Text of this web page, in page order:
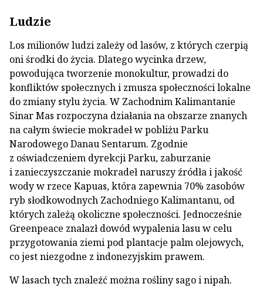
Ludzie
Los milionów ludzi zależy od lasów, z których czerpią
oni środki do życia. Dlatego wycinka drzew,
powodująca tworzenie monokultur, prowadzi do
konfliktów społecznych i zmusza społeczności lokalne
do zmiany stylu życia. W Zachodnim Kalimantanie
Sinar Mas rozpoczyna działania na obszarze znanych
na całym świecie mokradeł w pobliżu Parku
Narodowego Danau Sentarum. Zgodnie
z oświadczeniem dyrekcji Parku, zaburzanie
i zanieczyszczanie mokradeł naruszy źródła i jakość
wody w rzece Kapuas, która zapewnia 70% zasobów
ryb słodkowodnych Zachodniego Kalimantanu, od
których zależą okoliczne społeczności. Jednocześnie
Greenpeace znalazł dowód wypalenia lasu w celu
przygotowania ziemi pod plantacje palm olejowych,
co jest niezgodne z indonezyjskim prawem.
W lasach tych znaleźć można rośliny sago i nipah.